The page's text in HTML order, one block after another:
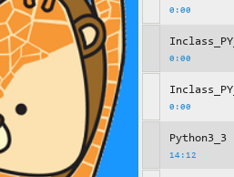
0:00
0:00
0:00
Python3_3
14:12